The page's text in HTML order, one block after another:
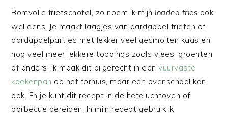
Bomvolle frietschotel, zo noem ik mijn loaded fries ook
wel eens. Je maakt laagjes van aardappel frieten of
aardappelpartjes met lekker veel gesmolten kaas en
nog veel meer lekkere toppings zoals vlees, groenten
of anders. Ik maak dit bijgerecht in een vuurvaste
koekenpan op het fornuis, maar een ovenschaal kan
ook. En je kunt dit recept in de heteluchtoven of
barbecue bereiden. In mijn recept gebruik ik